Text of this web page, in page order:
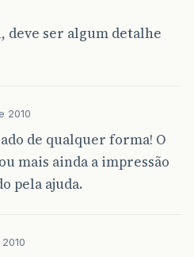
deve ser algum detalhe
2010
de qualquer forma! O
mais ainda a impressão
pela ajuda.